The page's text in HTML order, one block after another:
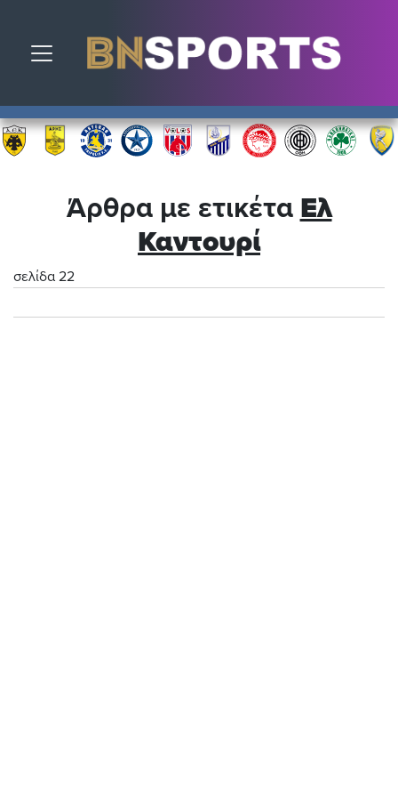
Toggle navigation
Άρθρα με ετικέτα Ελ
Καντουρί
σελίδα 22